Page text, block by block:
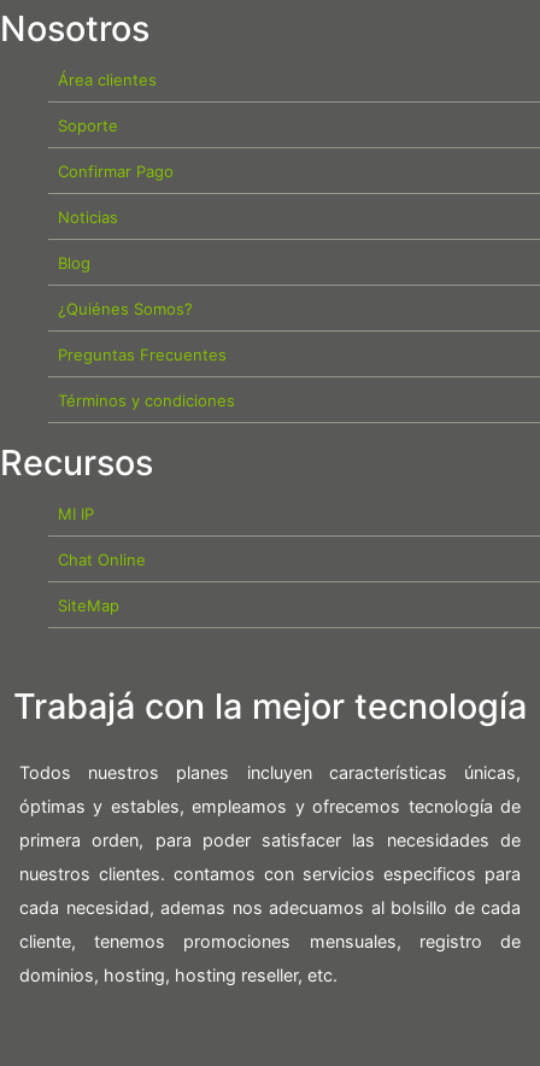
Nosotros
Área clientes
Soporte
Confirmar Pago
Noticias
Blog
¿Quiénes Somos?
Preguntas Frecuentes
Términos y condiciones
Recursos
MI IP
Chat Online
SiteMap
Trabajá con la mejor tecnología
Todos nuestros planes incluyen características únicas,
óptimas y estables, empleamos y ofrecemos tecnología de
primera orden, para poder satisfacer las necesidades de
nuestros clientes. contamos con servicios especificos para
cada necesidad, ademas nos adecuamos al bolsillo de cada
cliente, tenemos promociones mensuales, registro de
dominios, hosting, hosting reseller, etc.